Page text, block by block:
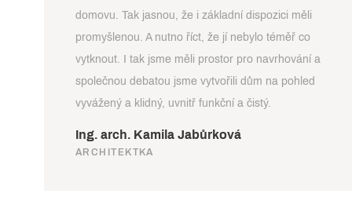
domovu. Tak jasnou, že i základní dispozici měli
promyšlenou. A nutno říct, že jí nebylo téměř co
vytknout. I tak jsme měli prostor pro navrhování a
společnou debatou jsme vytvořili dům na pohled
vyvážený a klidný, uvnitř funkční a čistý.
Ing. arch. Kamila Jabůrková
ARCHITEKTKA